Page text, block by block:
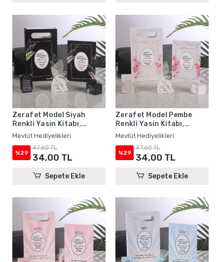
Zerafet Model Siyah
Renkli Yasin Kitabı,
Lokum Kutusu, Magnet,
Karton Çanta ve Tesbih -
Mevlüt Hediyelikleri
Mevlüt Hediyelikleri
%29
47,60 TL
34,00 TL
Sepete Ekle
Zerafet Model Pembe
Renkli Yasin Kitabı,
Lokum Kutusu, Magnet,
Karton Çanta ve Tesbih -
Mevlüt Hediyelikleri
Mevlüt Hediyelikleri
%29
47,60 TL
34,00 TL
Sepete Ekle